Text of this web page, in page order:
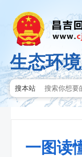
生态环
搜本站
一图读